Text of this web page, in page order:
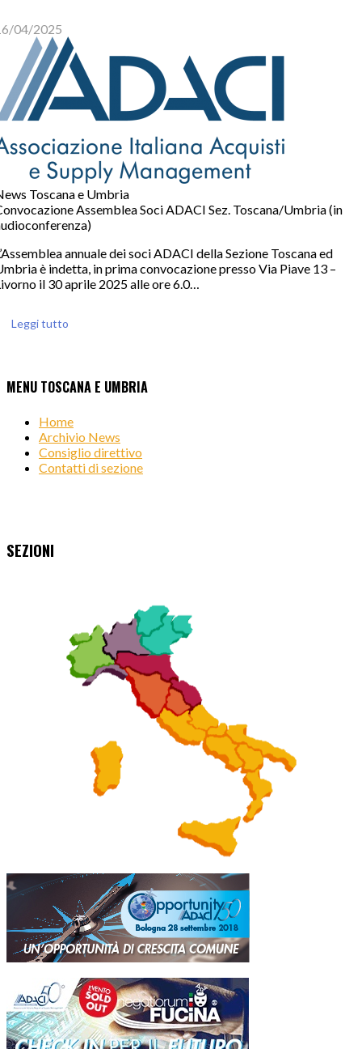
04/2025
Toscana e Umbria
Assemblea Soci ADACI Sez. Toscana/Umbria (in
annuale dei soci ADACI della Sezione Toscana ed
è indetta, in prima convocazione presso Via Piave 13 –
il 30 aprile 2025 alle ore 6.0…
Leggi tutto
MENU TOSCANA E UMBRIA
Home
Archivio News
Consiglio direttivo
Contatti di sezione
SEZIONI